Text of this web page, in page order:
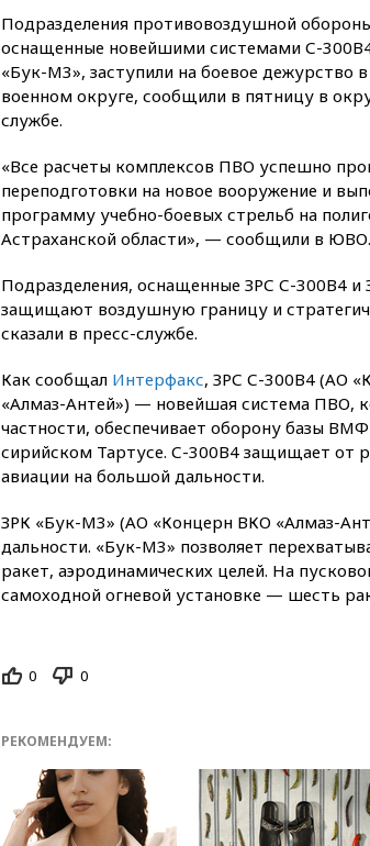
Подразделения противовоздушной
оснащенные новейшими системами С-
«Бук-М3», заступили на боевое дежурство
военном округе, сообщили в пятницу в
службе.
«Все расчеты комплексов ПВО успешно
переподготовки на новое вооружение и
программу учебно-боевых стрельб на
Астраханской области», — сообщили в ЮВО.
Подразделения, оснащенные ЗРС С-300В4 и
защищают воздушную границу и
сказали в пресс-службе.
Как сообщал Интерфакс, ЗРС С-300В4 (АО
«Алмаз-Антей») — новейшая система ПВО,
частности, обеспечивает оборону базы
сирийском Тартусе. С-300В4 защищает от
авиации на большой дальности.
ЗРК «Бук-М3» (АО «Концерн ВКО «Алмаз-
дальности. «Бук-М3» позволяет
ракет, аэродинамических целей. На
самоходной огневой установке — шесть
0 0
РЕКОМЕНДУЕМ: